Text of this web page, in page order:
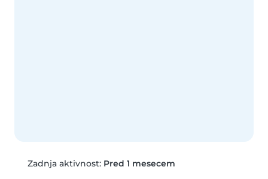
Zadnja aktivnost: Pred 1 mesecem